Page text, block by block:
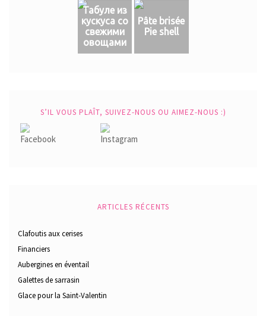
Табуле из
кускуса со
свежими
овощами
Pâte brisée
Pie shell
S’IL VOUS PLAÎT, SUIVEZ-NOUS OU AIMEZ-NOUS :)
ARTICLES RÉCENTS
Clafoutis aux cerises
Financiers
Aubergines en éventail
Galettes de sarrasin
Glace pour la Saint-Valentin